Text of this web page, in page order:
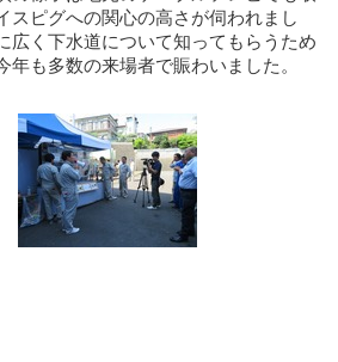
スピグへの関心の高さが伺われまし
広く下水道について知ってもらうため
年も多数の来場者で賑わいました。